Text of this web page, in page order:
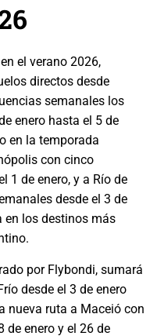
el verano 2026,
directos desde
semanales los
enero hasta el 5 de
en la temporada
con cinco
1 de enero, y a Río de
desde el 3 de
en los destinos más
por Flybondi, sumará
desde el 3 de enero
nueva ruta a Maceió con
de enero y el 26 de